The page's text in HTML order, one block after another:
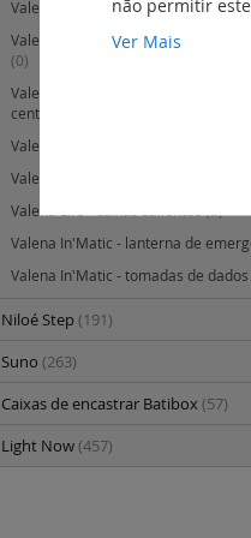
Valena In'Matic - lâmpadas LED(4)
Valena In'Matic - difusão sonora e
(0)
Valena In'Matic - IP44 com tecla ou
central
Valena Life - teclas e espelhos
Valena Life - quadros
Valena Life - caixas salientes
Valena In'Matic - lanterna de
Valena In'Matic - tomadas de dados
Niloé Step(191)
Suno (263)
Caixas de encastrar Batibox(57)
Light Now(457)
não permitir
Ver Mais